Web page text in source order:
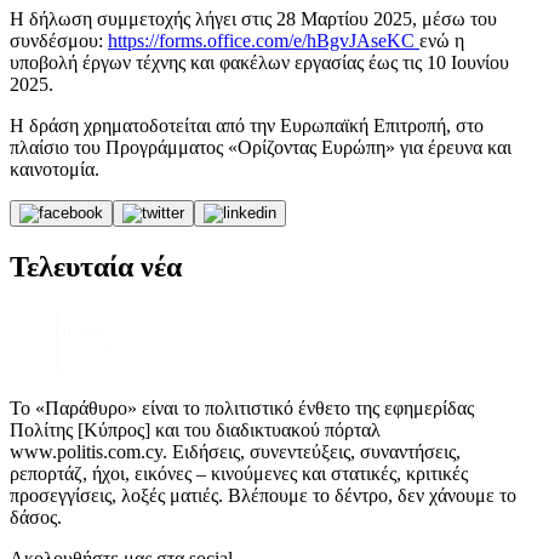
Η δήλωση συμμετοχής λήγει στις 28 Μαρτίου 2025, μέσω του
συνδέσμου: https://forms.office.com/e/hBgvJAseKC ενώ η
υποβολή έργων τέχνης και φακέλων εργασίας έως τις 10 Ιουνίου
2025.
Η δράση χρηματοδοτείται από την Ευρωπαϊκή Επιτροπή, στο
πλαίσιο του Προγράμματος «Ορίζοντας Ευρώπη» για έρευνα και
καινοτομία.
Τελευταία νέα
Το «Παράθυρο» είναι το πολιτιστικό ένθετο της εφημερίδας
Πολίτης [Κύπρος] και του διαδικτυακού πόρταλ
www.politis.com.cy. Ειδήσεις, συνεντεύξεις, συναντήσεις,
ρεπορτάζ, ήχοι, εικόνες – κινούμενες και στατικές, κριτικές
προσεγγίσεις, λοξές ματιές. Βλέπουμε το δέντρο, δεν χάνουμε το
δάσος.